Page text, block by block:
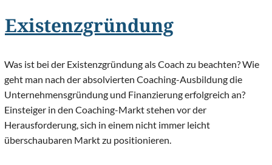
Existenzgründung
Was ist bei der Existenzgründung als Coach zu beachten? Wie
geht man nach der absolvierten Coaching-Ausbildung die
Unternehmensgründung und Finanzierung erfolgreich an?
Einsteiger in den Coaching-Markt stehen vor der
Herausforderung, sich in einem nicht immer leicht
überschaubaren Markt zu positionieren.